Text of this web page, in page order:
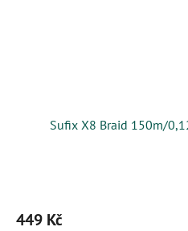
Sufix X8 Braid 150m/
449 Kč